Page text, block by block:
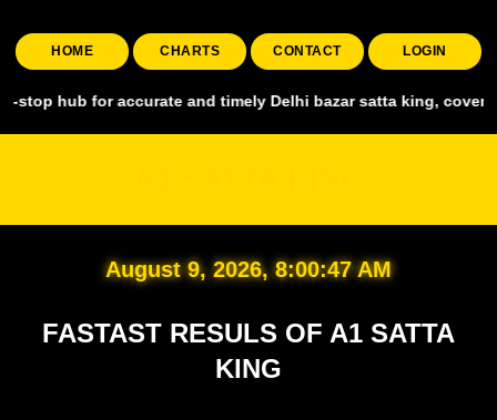
HOME CHARTS CONTACT LOGIN
for accurate and timely Delhi bazar satta king, covering all
August 9, 2026, 8:00:48 AM
FASTAST RESULS OF A1 SATTA
KING